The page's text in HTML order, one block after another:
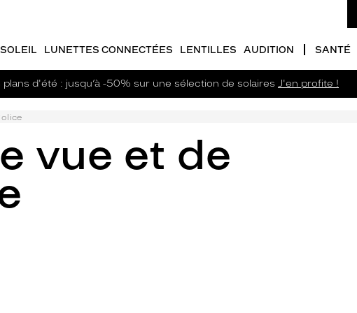
LUNETTES CONNECTÉES LENTILLES AUDITION SANTÉ
plans d'été : jusqu’à -50% sur une sélection de solaires J'en profite !
vue et de